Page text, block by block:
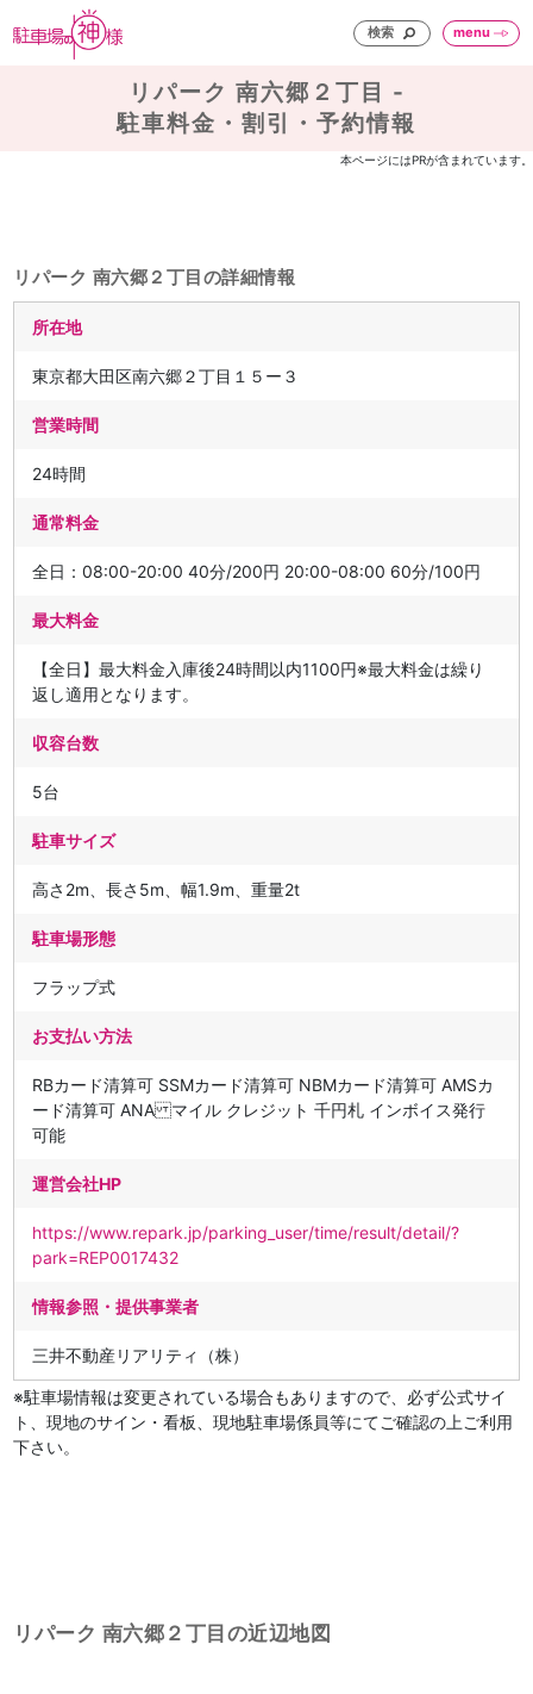
検索 menu
リパーク 南六郷２丁目 -
駐車料金・割引・予約情報
本ページにはPRが含まれています。
リパーク 南六郷２丁目の詳細情報
所在地
東京都大田区南六郷２丁目１５ー３
営業時間
24時間
通常料金
全日：08:00-20:00 40分/200円 20:00-08:00 60分/100円
最大料金
【全日】最大料金入庫後24時間以内1100円※最大料金は繰り
返し適用となります。
収容台数
5台
駐車サイズ
高さ2m、長さ5m、幅1.9m、重量2t
駐車場形態
フラップ式
お支払い方法
RBカード清算可 SSMカード清算可 NBMカード清算可 AMSカ
ード清算可 ANA マイル クレジット 千円札 インボイス発行
可能
運営会社HP
https://www.repark.jp/parking_user/time/result/detail/?
park=REP0017432
情報参照・提供事業者
三井不動産リアリティ（株）
※駐車場情報は変更されている場合もありますので、必ず公式サイ
ト、現地のサイン・看板、現地駐車場係員等にてご確認の上ご利用
下さい。
リパーク 南六郷２丁目の近辺地図